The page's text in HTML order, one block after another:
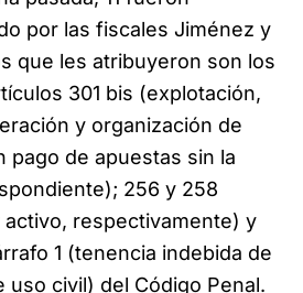
por las fiscales Jiménez y
que les atribuyeron son los
301 bis (explotación,
y organización de
pago de apuestas sin la
256 y 258
respectivamente) y
1 (tenencia indebida de
uso civil) del Código Penal.